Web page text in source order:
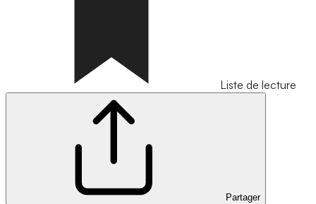
Liste de lecture
Partager